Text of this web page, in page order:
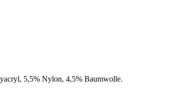
5,5% Nylon, 4,5% Baumwolle.